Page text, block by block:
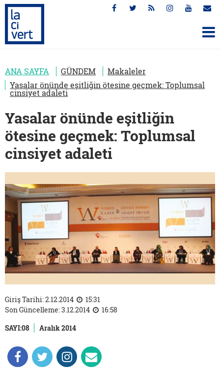
ANA SAYFA GÜNDEM
Makaleler
Yasalar önünde eşitliğin ötesine geçmek: Toplumsal
cinsiyet adaleti
Yasalar önünde eşitliğin
ötesine geçmek: Toplumsal
cinsiyet adaleti
Giriş Tarihi: 2.12.2014
15:31
Son Güncelleme: 3.12.2014
16:58
SAYI:08
Aralık 2014